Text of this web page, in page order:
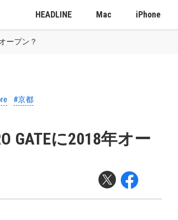
HEADLINE Mac iPhone
ープン？
#京都
GATEに2018年オー